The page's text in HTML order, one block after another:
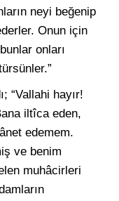
neyi beğenip
Onun için
onları
“Vallahi hayır!
iltîca eden,
edemem.
ve benim
muhâcirleri